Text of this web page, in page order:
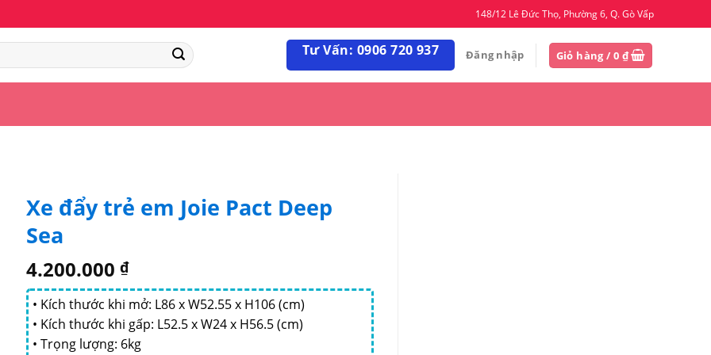
148/12 Lê Đức Thọ, Phường 6, Q. Gò Vấp
Tư Vấn: 0906 720 937 Đăng nhập Giỏ hàng / 0 ₫
Xe đẩy trẻ em Joie Pact Deep
Sea
4.200.000 ₫
• Kích thước khi mở: L86 x W52.55 x H106 (cm)
• Kích thước khi gấp: L52.5 x W24 x H56.5 (cm)
• Trọng lượng: 6kg